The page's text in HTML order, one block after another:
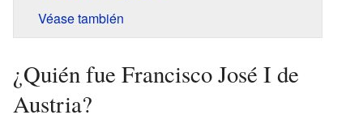
Véase también
¿Quién fue Francisco José I de
Austria?